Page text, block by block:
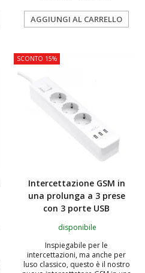
AGGIUNGI AL CARRELLO
SCONTO 15%
Intercettazione GSM in
una prolunga a 3 prese
con 3 porte USB
disponibile
Inspiegabile per le
intercettazioni, ma anche per
luso classico, questo è il nostro